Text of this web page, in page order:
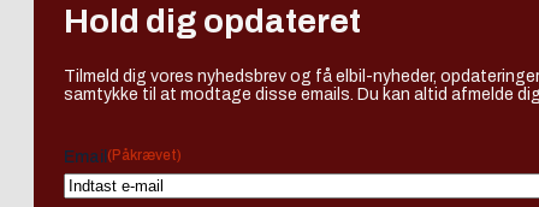
Hold dig opdateret
Tilmeld dig vores nyhedsbrev og få elbil-nyheder,
samtykke til at modtage disse emails. Du kan altid afmelde
Email (Påkrævet)